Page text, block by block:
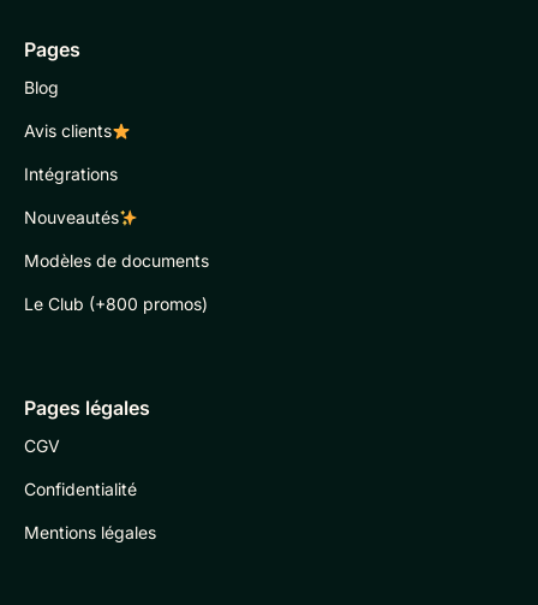
Pages
Blog
Avis clients
Intégrations
Nouveautés
Modèles de documents
Le Club (+800 promos)
Pages légales
CGV
Confidentialité
Mentions légales